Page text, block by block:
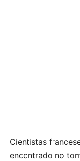
Cientistas
encontrado no